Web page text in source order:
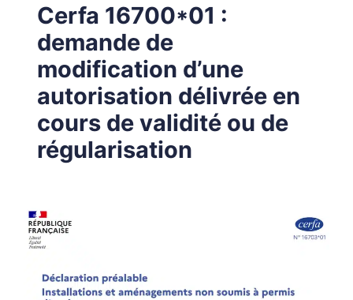
Cerfa 16700*01 :
demande de
modification d’une
autorisation délivrée en
cours de validité ou de
régularisation